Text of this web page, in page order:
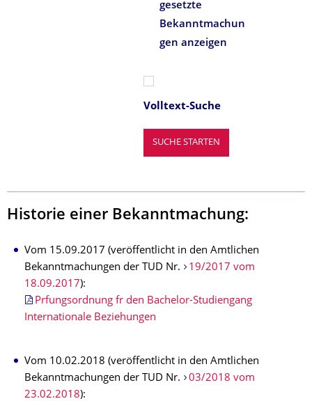
gesetzte
Bekanntmachun
gen anzeigen
Volltext-Suche
Historie einer Bekanntmachung:
Vom 15.09.2017 (veröffentlicht in den Amtlichen
Bekanntmachungen der TUD Nr.
19/2017 vom
18.09.2017):
Prfungsordnung fr den Bachelor-Studiengang
Internationale Beziehungen
Vom 10.02.2018 (veröffentlicht in den Amtlichen
Bekanntmachungen der TUD Nr.
03/2018 vom
23.02.2018):